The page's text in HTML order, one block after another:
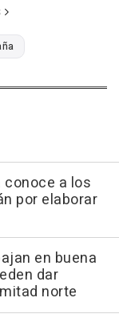
conoce a los
por elaborar
en buena
dar
norte